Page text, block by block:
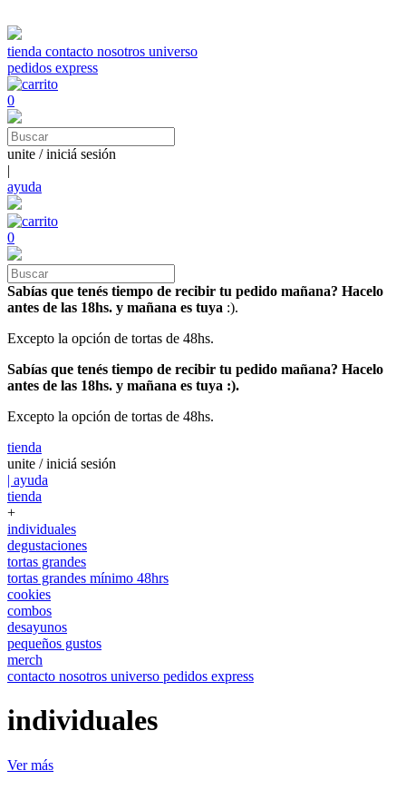
tienda contacto nosotros universo
pedidos express
0
unite / iniciá sesión
|
ayuda
0
Sabías que tenés tiempo de recibir tu pedido mañana? Hacelo
antes de las 18hs. y mañana es tuya :).
Excepto la opción de tortas de 48hs.
Sabías que tenés tiempo de recibir tu pedido mañana? Hacelo
antes de las 18hs. y mañana es tuya :).
Excepto la opción de tortas de 48hs.
tienda
unite / iniciá sesión
| ayuda
tienda
+
individuales
degustaciones
tortas grandes
tortas grandes mínimo 48hrs
cookies
combos
desayunos
pequeños gustos
merch
contacto nosotros universo pedidos express
individuales
Ver más